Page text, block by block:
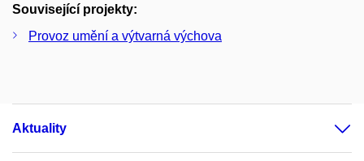
Související projekty:
Provoz umění a výtvarná výchova
Aktuality